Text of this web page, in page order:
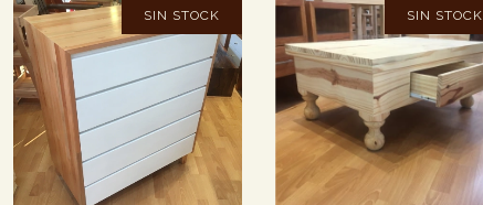
SIN STOCK SIN STOCK